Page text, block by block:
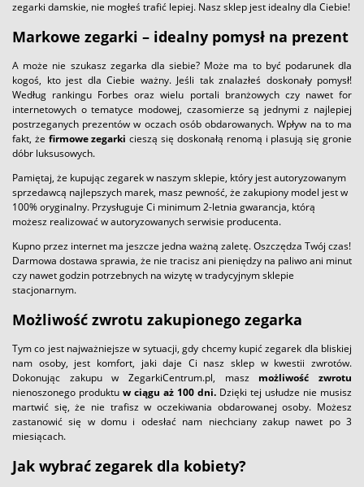
zegarki damskie, nie mogłeś trafić lepiej. Nasz sklep jest idealny dla Ciebie!
Markowe zegarki – idealny pomysł na prezent
A może nie szukasz zegarka dla siebie? Może ma to być podarunek dla
kogoś, kto jest dla Ciebie ważny. Jeśli tak znalazłeś doskonały pomysł!
Według rankingu Forbes oraz wielu portali branżowych czy nawet for
internetowych o tematyce modowej, czasomierze są jednymi z najlepiej
postrzeganych prezentów w oczach osób obdarowanych. Wpływ na to ma
fakt, że firmowe zegarki cieszą się doskonałą renomą i plasują się gronie
dóbr luksusowych.
Pamiętaj, że kupując zegarek w naszym sklepie, który jest autoryzowanym
sprzedawcą najlepszych marek, masz pewność, że zakupiony model jest w
100% oryginalny. Przysługuje Ci minimum 2-letnia gwarancja, którą
możesz realizować w autoryzowanych serwisie producenta.
Kupno przez internet ma jeszcze jedna ważną zaletę. Oszczędza Twój czas!
Darmowa dostawa sprawia, że nie tracisz ani pieniędzy na paliwo ani minut
czy nawet godzin potrzebnych na wizytę w tradycyjnym sklepie
stacjonarnym.
Możliwość zwrotu zakupionego zegarka
Tym co jest najważniejsze w sytuacji, gdy chcemy kupić zegarek dla bliskiej
nam osoby, jest komfort, jaki daje Ci nasz sklep w kwestii zwrotów.
Dokonując zakupu w ZegarkiCentrum.pl, masz możliwość zwrotu
nienoszonego produktu w ciągu aż 100 dni. Dzięki tej usłudze nie musisz
martwić się, że nie trafisz w oczekiwania obdarowanej osoby. Możesz
zastanowić się w domu i odesłać nam niechciany zakup nawet po 3
miesiącach.
Jak wybrać zegarek dla kobiety?